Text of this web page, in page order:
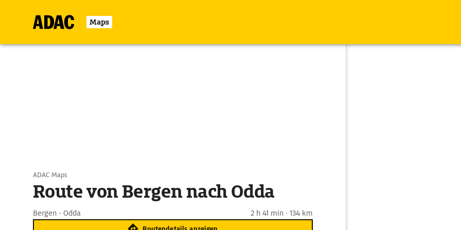
Maps
ADAC Maps
Route von Bergen nach Odda
Bergen - Odda 2 h 41 min · 134 km